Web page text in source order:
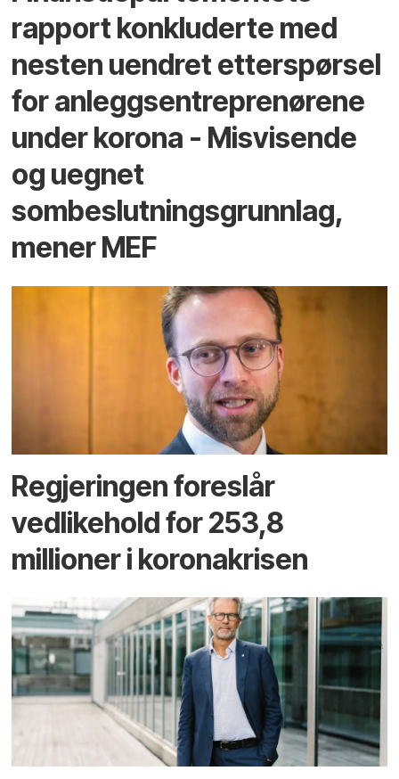
rapport konkluderte med
nesten uendret etterspørsel
for anleggsentreprenørene
under korona - Misvisende
og uegnet
sombeslutningsgrunnlag,
mener MEF
Regjeringen foreslår
vedlikehold for 253,8
millioner i koronakrisen